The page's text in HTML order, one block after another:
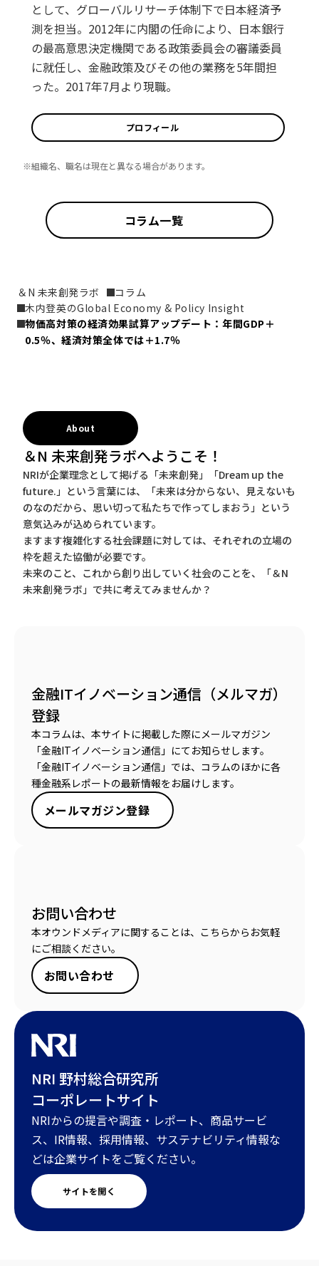
として、グローバルリサーチ体制下で日本経済予
測を担当。2012年に内閣の任命により、日本銀行
の最高意思決定機関である政策委員会の審議委員
に就任し、金融政策及びその他の業務を5年間担
った。2017年7月より現職。
プロフィール
※組織名、職名は現在と異なる場合があります。
コラム一覧
＆N 未来創発ラボ
コラム
木内登英のGlobal Economy & Policy Insight
物価高対策の経済効果試算アップデート：年間GDP＋
0.5％、経済対策全体では＋1.7％
About
＆N 未来創発ラボへようこそ！
NRIが企業理念として掲げる「未来創発」「Dream up the
future.」という言葉には、「未来は分からない、見えないも
のなのだから、思い切って私たちで作ってしまおう」という
意気込みが込められています。
ますます複雑化する社会課題に対しては、それぞれの立場の
枠を超えた協働が必要です。
未来のこと、これから創り出していく社会のことを、「＆N
未来創発ラボ」で共に考えてみませんか？
金融ITイノベーション通信（メルマガ）
登録
本コラムは、本サイトに掲載した際にメールマガジン
「金融ITイノベーション通信」にてお知らせします。
「金融ITイノベーション通信」では、コラムのほかに各
種金融系レポートの最新情報をお届けします。
メールマガジン登録
お問い合わせ
本オウンドメディアに関することは、こちらからお気軽
にご相談ください。
お問い合わせ
NRI 野村総合研究所
コーポレートサイト
NRIからの提言や調査・レポート、商品サービ
ス、IR情報、採用情報、サステナビリティ情報な
どは企業サイトをご覧ください。
サイトを開く